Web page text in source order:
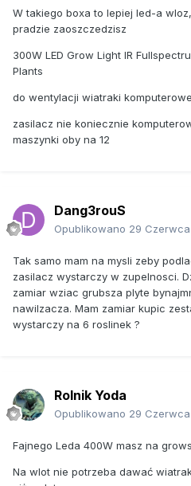
W takiego boxa to lepiej led-a
pradzie zaoszczedzisz
300W LED Grow Light IR
Plants
do wentylacji wiatraki
zasilacz nie koniecznie
maszynki oby na 12
Dang3rouS
Opublikowano 29 Czerwca
Tak samo mam na mysli zeby
zasilacz wystarczy w zupelnosci.
zamiar wziac grubsza plyte
nawilzacza. Mam zamiar kupic
wystarczy na 6 roslinek ?
Rolnik Yoda
Opublikowano 29 Czerwca
Fajnego Leda 400W masz na
Na wlot nie potrzeba dawać